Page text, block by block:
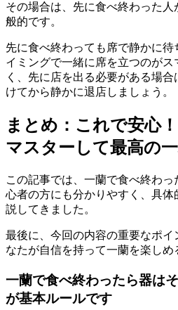
その場合は、 先に食べ終わった
般的です。
先に食べ終わっても席で静かに待
イミングで一緒に席を立つのがス
く、先に店を出る必要がある場
けてから静かに退店しましょう。
まとめ：これで安心
マスターして最高の
この記事では、一蘭で食べ終わ
心者の方にも分かりやすく、具
説してきました。
最後に、今回の内容の重要なポ
なたが自信を持って一蘭を楽しめ
一蘭で食べ終わったら器は
が基本ルールです